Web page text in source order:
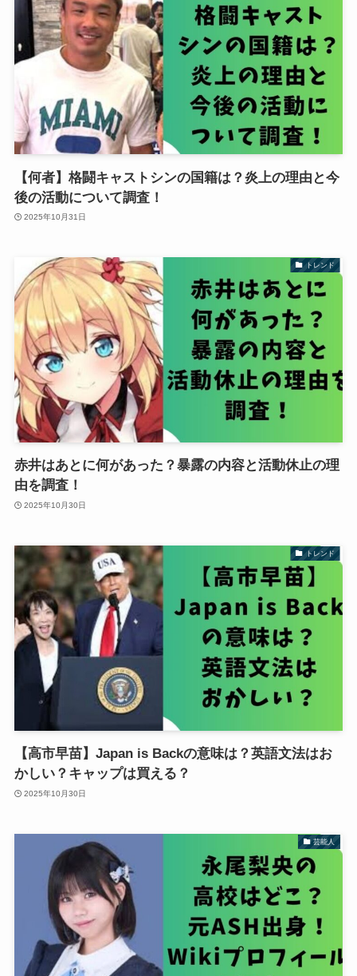
【何者】格闘キャストシンの国籍は？炎上の理由と今
後の活動について調査！
2025年10月31日
トレンド
赤井はあとに何があった？暴露の内容と活動休止の理
由を調査！
2025年10月30日
トレンド
【高市早苗】Japan is Backの意味は？英語文法はお
かしい？キャップは買える？
2025年10月30日
芸能人